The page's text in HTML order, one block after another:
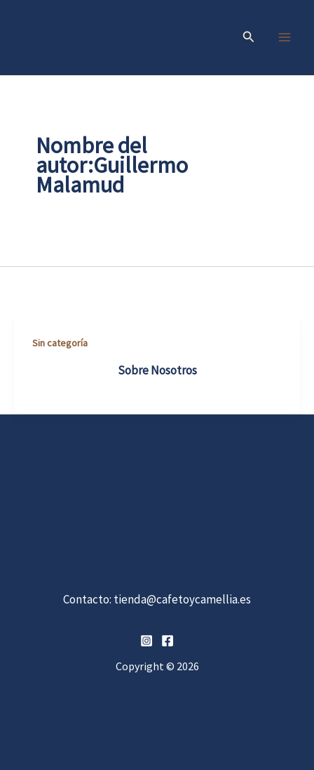
Buscar
Nombre del
autor:Guillermo
Malamud
Sin categoría
Sobre Nosotros
Contacto: tienda@cafetoycamellia.es
Copyright © 2026